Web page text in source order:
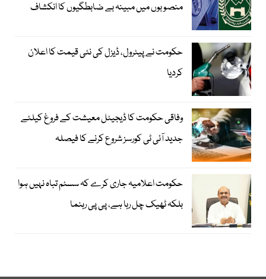
منصوبوں میں مبینہ بے ضابطگیوں کا انکشاف
حکومت نے پیٹرول، ڈیزل کی نئی قیمت کا اعلان
کردیا
وفاقی حکومت کا ڈیجیٹل معیشت کے فروغ کیلئے
جدید آئی ٹی کورسز شروع کرنے کا فیصلہ
حکومت اعلامیہ جاری کرے کہ سسٹم تباہ نہیں ہوا
بلکہ ٹھیک چل رہا ہے، پی پی رہنما